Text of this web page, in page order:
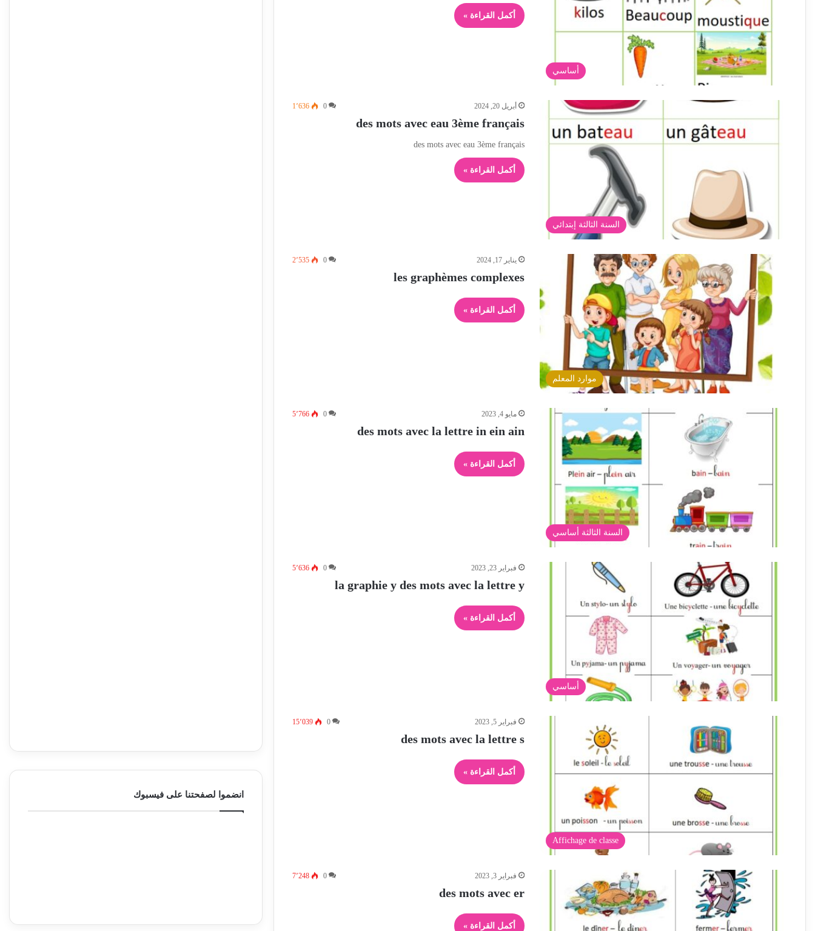
أساسي
أكمل القراءة »
السنة الثالثة إبتدائي
أبريل 20, 2024 0 1٬636
des mots avec eau 3ème français
des mots avec eau 3ème français
أكمل القراءة »
موارد المعلم
يناير 17, 2024 0 2٬535
les graphèmes complexes
أكمل القراءة »
السنة الثالثة أساسي
مايو 4, 2023 0 5٬766
des mots avec la lettre in ein ain
أكمل القراءة »
أساسي
فبراير 23, 2023 0 5٬636
la graphie y des mots avec la lettre y
أكمل القراءة »
Affichage de classe
فبراير 5, 2023 0 15٬039
des mots avec la lettre s
أكمل القراءة »
فبراير 3, 2023 0 7٬248
des mots avec er
أكمل القراءة »
انضموا لصفحتنا على فيسبوك